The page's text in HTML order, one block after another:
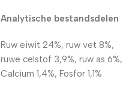
Analytische bestandsdelen
Ruw eiwit 24%, ruw vet 8%,
ruwe celstof 3,9%, ruw as 6%,
Calcium 1,4%, Fosfor 1,1%